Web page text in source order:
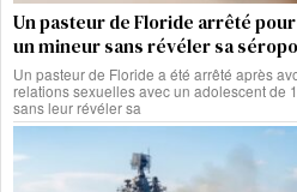
Un pasteur de Floride arrêté
un mineur sans révéler sa
Un pasteur de Floride a été arrêté après
relations sexuelles avec un adolescent de
sans leur révéler sa